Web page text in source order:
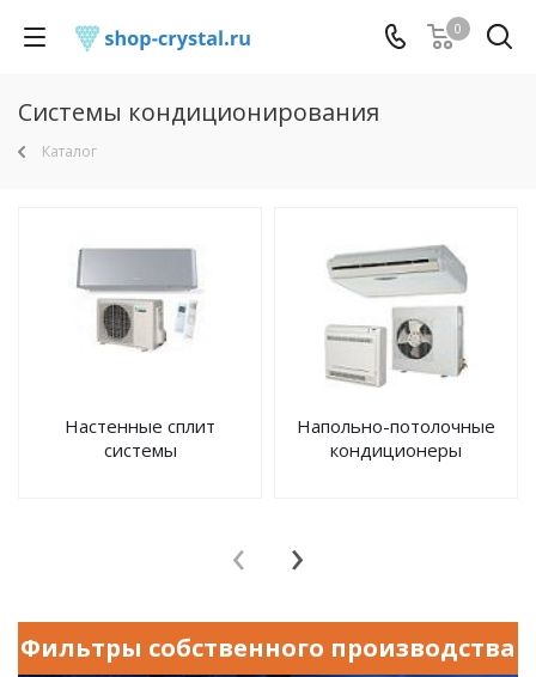
0
Системы кондиционирования
Каталог
Настенные сплит
системы
Напольно-потолочные
кондиционеры
‹ ›
Фильтры собственного производства